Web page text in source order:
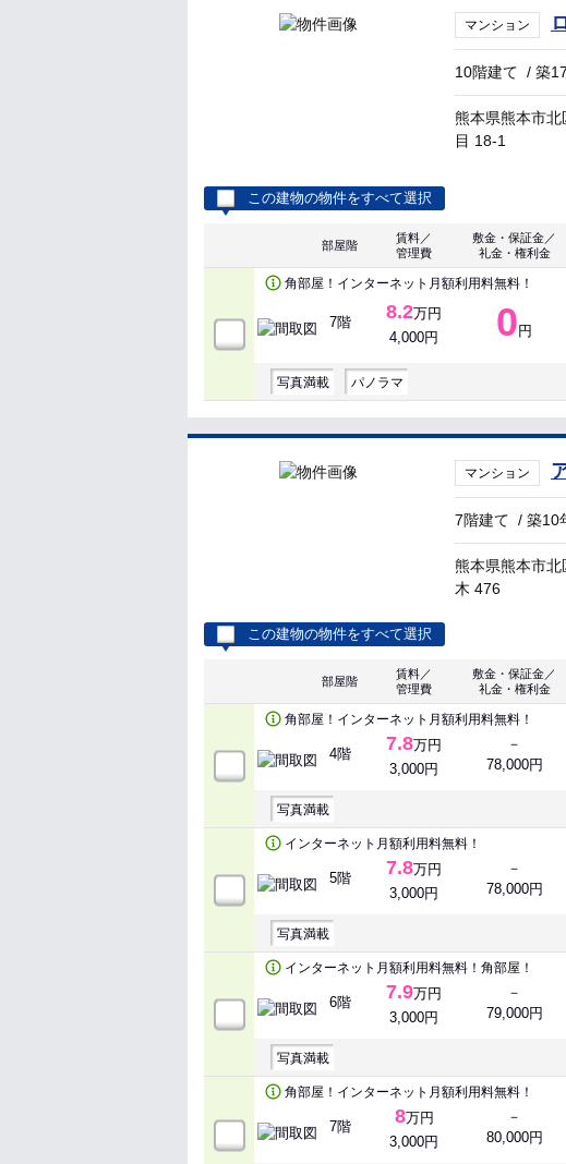
マンション
10階建て /築
熊本県熊本市北
目 18-1
この建物の物件をすべて選択
部屋階
賃料／
管理費
敷金・保証金／
礼金・権利金
角部屋！インターネット月額利用料無料！
7階 8.2万円
4,000円
0 円
写真満載 パノラマ
マンション
7階建て /築10
熊本県熊本市北
木 476
この建物の物件をすべて選択
部屋階
賃料／
管理費
敷金・保証金／
礼金・権利金
角部屋！インターネット月額利用料無料！
4階 7.8万円
3,000円
－
78,000円
写真満載
インターネット月額利用料無料！
5階 7.8万円
3,000円
－
78,000円
写真満載
インターネット月額利用料無料！角部屋！
6階 7.9万円
3,000円
－
79,000円
写真満載
角部屋！インターネット月額利用料無料！
7階 8万円
3,000円
－
80,000円